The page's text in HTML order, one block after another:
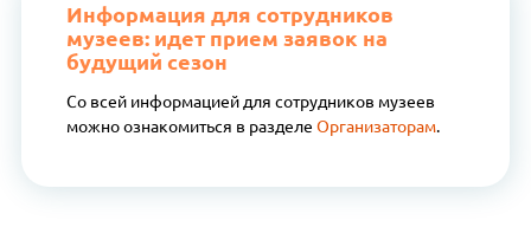
Информация для сотрудников
музеев: идет прием заявок на
будущий сезон
Со всей информацией для сотрудников музеев
можно ознакомиться в разделе Организаторам.